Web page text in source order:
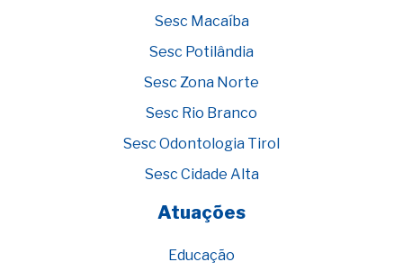
Sesc Macaíba
Sesc Potilândia
Sesc Zona Norte
Sesc Rio Branco
Sesc Odontologia Tirol
Sesc Cidade Alta
Atuações
Educação